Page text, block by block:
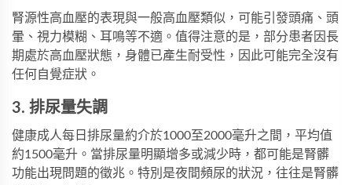
腎源性高血壓的表現與一般高血壓類似，可能引發頭痛、頭
暈、視力模糊、耳鳴等不適。值得注意的是，部分患者因長
期處於高血壓狀態，身體已產生耐受性，因此可能完全沒有
任何自覺症狀。
3. 排尿量失調
健康成人每日排尿量約介於1000至2000毫升之間，平均值
約1500毫升。當排尿量明顯增多或減少時，都可能是腎髒
功能出現問題的徵兆。特別是夜間頻尿的狀況，往往是腎髒